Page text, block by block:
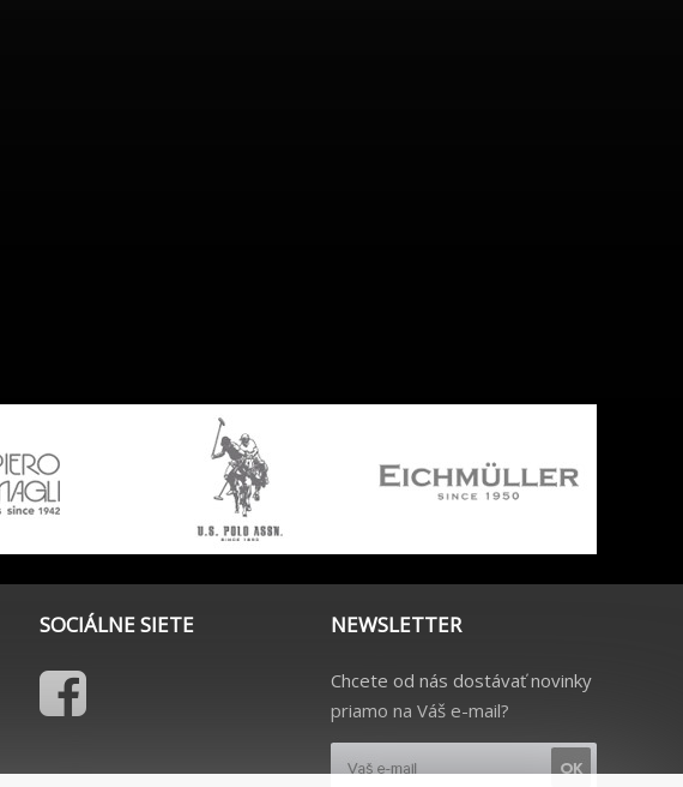
SOCIÁLNE SIETE NEWSLETTER
Chcete od nás dostávať novinky
priamo na Váš e-mail?